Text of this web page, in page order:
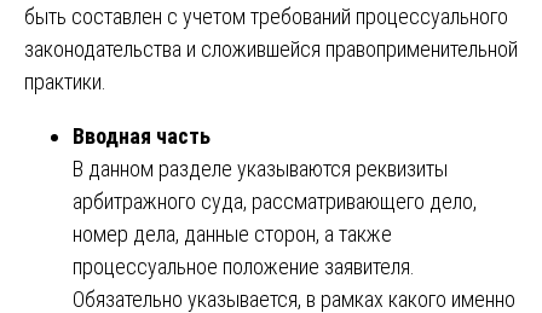
быть составлен с учетом требований процессуального
законодательства и сложившейся правоприменительной
практики.
Вводная часть
В данном разделе указываются реквизиты
арбитражного суда, рассматривающего дело,
номер дела, данные сторон, а также
процессуальное положение заявителя.
Обязательно указывается, в рамках какого именно